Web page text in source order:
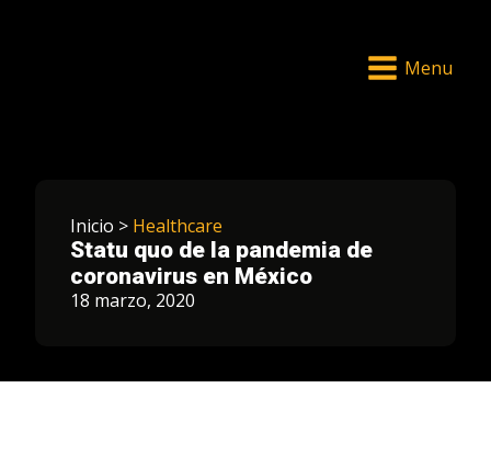
Menu
Inicio > Healthcare
Statu quo de la pandemia de
coronavirus en México
18 marzo, 2020